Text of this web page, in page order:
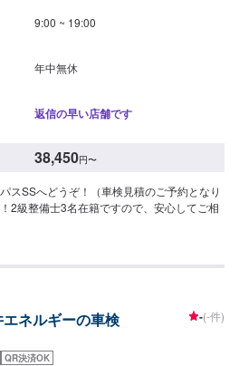
9:00 ~ 19:00
年中無休
返信の早い店舗です
38,450円〜
スSSへどうぞ！（車検見積のご予約となり
2級整備士3名在籍ですので、安心してご相
ネルギーの車検 -(-件)
QR決済OK